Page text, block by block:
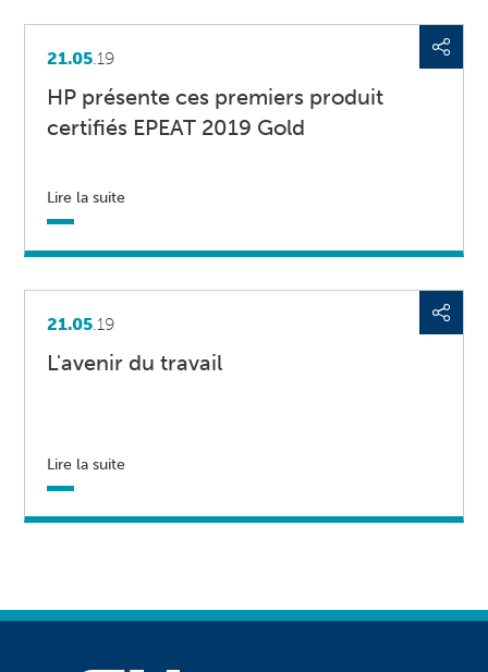
21.05.19
HP présente ces premiers produit
certifiés EPEAT 2019 Gold
Lire la suite
21.05.19
L'avenir du travail
Lire la suite